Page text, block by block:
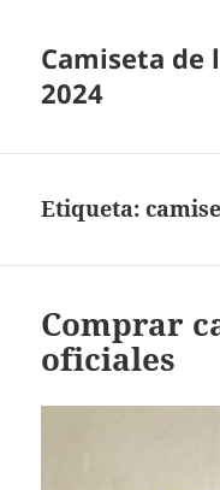
Camiseta de
2024
Etiqueta:
Comprar
oficiales